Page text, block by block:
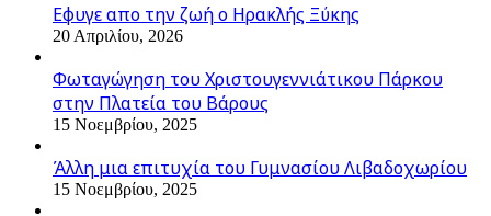
Εφυγε απο την ζωή o Ηρακλής Ξύκης
20 Απριλίου, 2026
Φωταγώγηση του Χριστουγεννιάτικου Πάρκου
στην Πλατεία του Βάρους
15 Νοεμβρίου, 2025
Άλλη μια επιτυχία του Γυμνασίου Λιβαδοχωρίου
15 Νοεμβρίου, 2025